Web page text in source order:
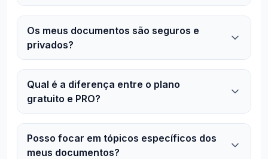
Os meus documentos são seguros e
privados?
Qual é a diferença entre o plano
gratuito e PRO?
Posso focar em tópicos específicos dos
meus documentos?